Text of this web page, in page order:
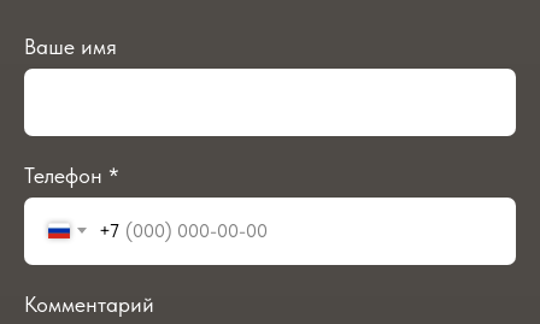
Ваше имя
Телефон *
+7
Комментарий